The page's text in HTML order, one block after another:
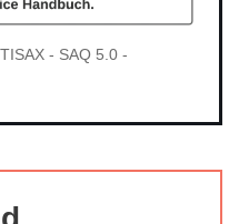
- SAQ 5.0 -